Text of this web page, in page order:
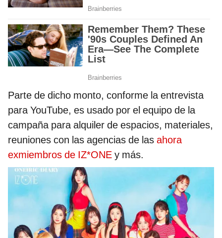
Parte de dicho monto, conforme la entrevista
para YouTube, es usado por el equipo de la
campaña para alquiler de espacios, materiales,
reuniones con las agencias de las ahora
exmiembros de IZ*ONE y más.